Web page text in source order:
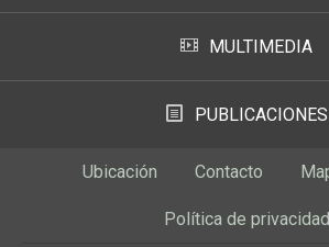
MULTIMEDIA
PUBLICACIONES
Ubicación Contacto
Política de privacidad